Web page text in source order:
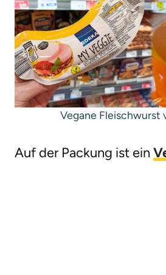
Vegane Fleischwurst
Auf der Packung ist ein